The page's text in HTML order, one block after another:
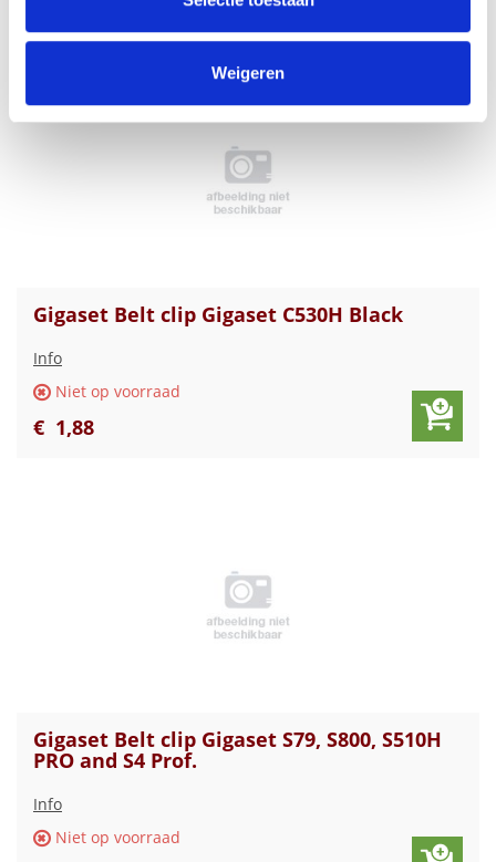
informatie die u aan ze heeft verstrekt of die ze hebben
Weigeren
Gigaset Belt clip Gigaset C530H Black
Info
Niet op voorraad
€ 1,88
Gigaset Belt clip Gigaset S79, S800, S510H
PRO and S4 Prof.
Info
Niet op voorraad